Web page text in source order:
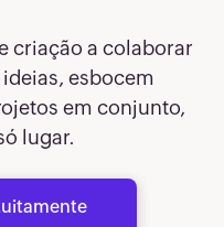
criação a colaborar
esbocem
em conjunto,
lugar.